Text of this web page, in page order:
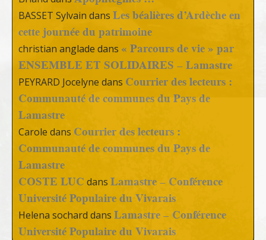
BASSET Sylvain dans Les béalières d’Ardèche en
cette journée du patrimoine
christian anglade dans « Parcours de vie » par
ENSEMBLE ET SOLIDAIRES – Lamastre
PEYRARD Jocelyne dans Courrier des lecteurs :
Communauté de communes du Pays de
Lamastre
Carole dans Courrier des lecteurs :
Communauté de communes du Pays de
Lamastre
COSTE LUC dans Lamastre – Conférence
Université Populaire du Vivarais
Helena sochard dans Lamastre – Conférence
Université Populaire du Vivarais